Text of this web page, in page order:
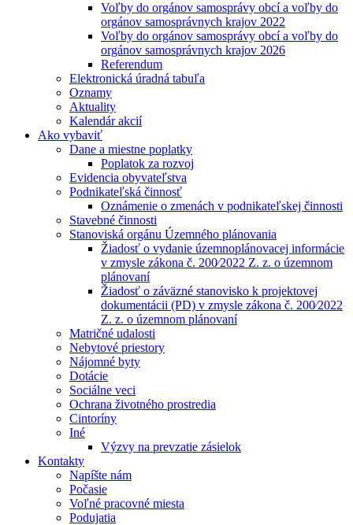
Voľby do orgánov samosprávy obcí a voľby do
orgánov samosprávnych krajov 2022
Voľby do orgánov samosprávy obcí a voľby do
orgánov samosprávnych krajov 2026
Referendum
Elektronická úradná tabuľa
Oznamy
Aktuality
Kalendár akcií
Ako vybaviť
Dane a miestne poplatky
Poplatok za rozvoj
Evidencia obyvateľstva
Podnikateľská činnosť
Oznámenie o zmenách v podnikateľskej činnosti
Stavebné činnosti
Stanoviská orgánu Územného plánovania
Žiadosť o vydanie územnoplánovacej informácie
v zmysle zákona č. 200⁄2022 Z. z. o územnom
plánovaní
Žiadosť o záväzné stanovisko k projektovej
dokumentácii (PD) v zmysle zákona č. 200⁄2022
Z. z. o územnom plánovaní
Matričné udalosti
Nebytové priestory
Nájomné byty
Dotácie
Sociálne veci
Ochrana životného prostredia
Cintoríny
Iné
Výzvy na prevzatie zásielok
Kontakty
Napíšte nám
Počasie
Voľné pracovné miesta
Podujatia